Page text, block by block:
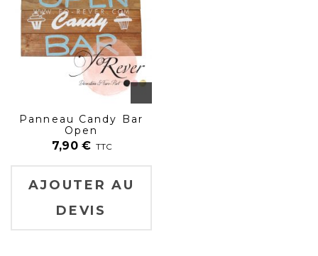
Panneau Candy Bar
Open
7,90 € TTC
AJOUTER AU
DEVIS